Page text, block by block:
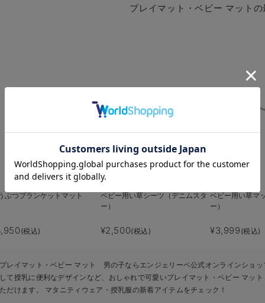
プレイマット・ベビー マット
ぶつブランケットマット
(税込)
ベビー用い草シーツ（デニムスタ
ー）
¥2,500(税込)
ベビー用い草マ
ー）
¥3,999 (税込)
プレイマット・ベビー マット 男の子ならエンジェリーベ公式オンラインショ
して授乳に便利なデザインなど、おしゃれで可愛いプレイマット・ベビー マッ
ただけます。 マタニティウェア・授乳服の新着アイテムをチェック！
お気に入り商品を確認する